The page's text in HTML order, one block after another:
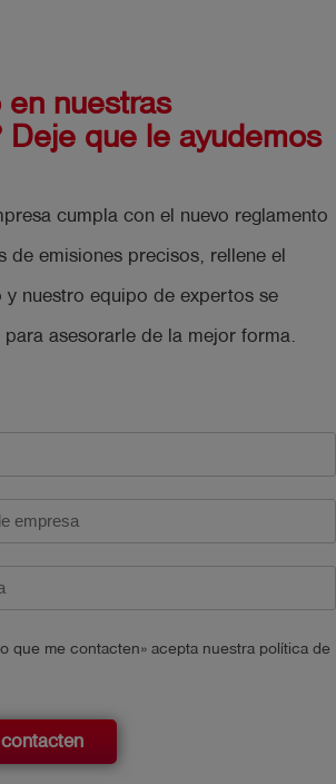
en nuestras
Deje que le ayudemos
cumpla con el nuevo reglamento
de emisiones precisos, rellene el
y nuestro equipo de expertos se
asesorarle de la mejor forma.
que me contacten» acepta nuestra política de